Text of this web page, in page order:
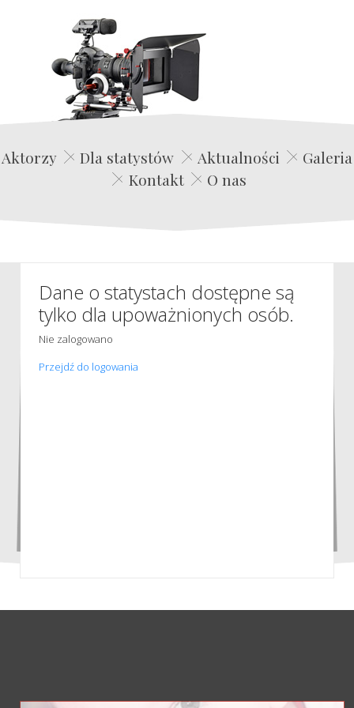
Edwin Film Agencja Aktorska
Aktorzy Dla statystów Aktualności
Galeria
Kontakt
O nas
Dane o statystach dostępne są
tylko dla upoważnionych osób.
Nie zalogowano
Przejdź do logowania